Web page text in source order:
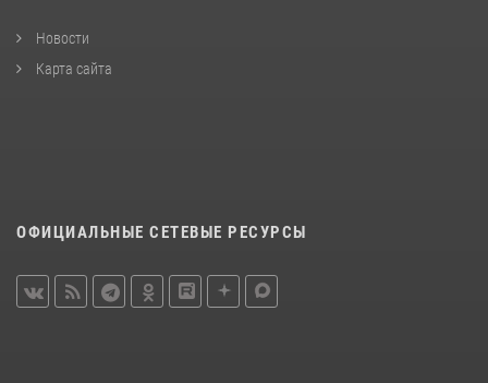
Новости
Карта сайта
ОФИЦИАЛЬНЫЕ СЕТЕВЫЕ РЕСУРСЫ